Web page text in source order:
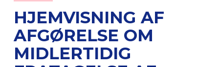
HJEMVISNING AF
AFGØRELSE OM
MIDLERTIDIG